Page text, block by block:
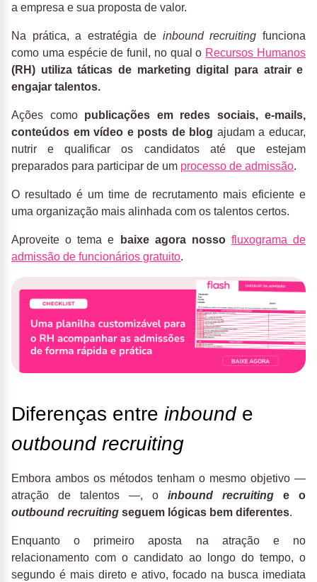
a empresa e sua proposta de valor.
Na prática, a estratégia deinbound recruiting funciona
como uma espécie de funil, no qual o Recursos Humanos
(RH) utiliza táticas de marketing digital para atrair e
engajar talentos.
Ações comopublicações em redes sociais, e-mails,
conteúdos em vídeo e posts de blog ajudam a educar,
nutrir e qualificar os candidatos até que estejam
preparados para participar de um processo de admissão.
O resultado é um time de recrutamento mais eficiente e
uma organização mais alinhada com os talentos certos.
Aproveite o tema e baixe agora nosso fluxograma de
admissão de funcionários gratuito.
Diferenças entre inbound e
outbound recruiting
Embora ambos os métodos tenham o mesmo objetivo —
atração de talentos —, o
inbound recruiting e o
outbound recruiting seguem lógicas bem diferentes.
Enquanto o primeiro aposta na atração e no
relacionamento com o candidato ao longo do tempo, o
segundo é mais direto e ativo, focado na busca imediata